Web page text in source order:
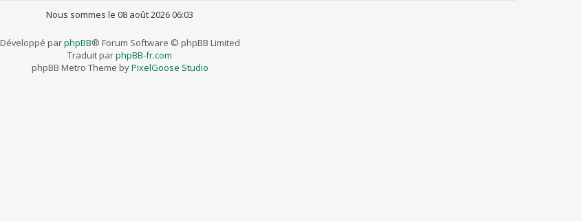
Nous sommes le 08 août 2026 06:03
Développé parphpBB® Forum Software © phpBB Limited
Traduit parphpBB-fr.com
phpBB Metro Theme byPixelGoose Studio